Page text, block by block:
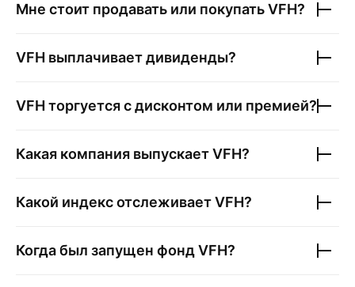
Мне стоит продавать или покупатьVFH?
VFH выплачивает дивиденды?
VFH торгуется с дисконтом или премией?
Какая компания выпускаетVFH?
Какой индекс отслеживаетVFH?
Когда был запущен фондVFH?